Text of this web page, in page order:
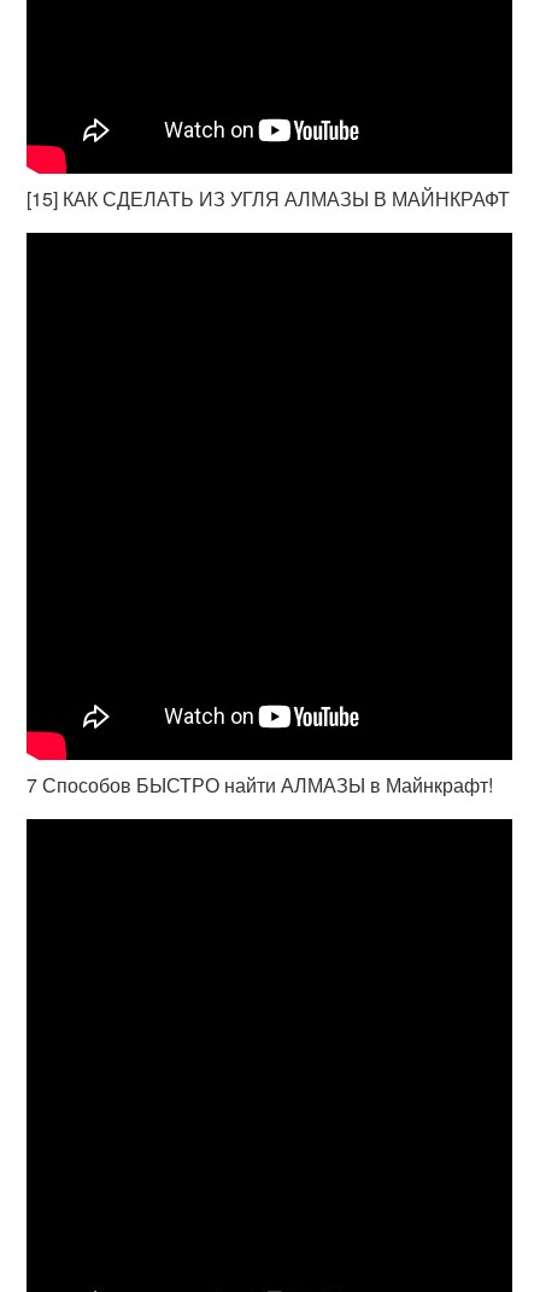
[15] КАК СДЕЛАТЬ ИЗ УГЛЯ АЛМАЗЫ В МАЙНКРАФТ
7 Способов БЫСТРО найти АЛМАЗЫ в Майнкрафт!